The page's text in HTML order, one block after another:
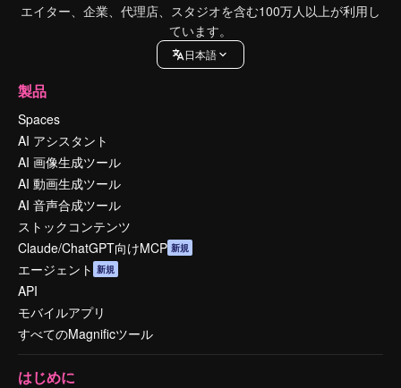
エイター、企業、代理店、スタジオを含む100万人以上が利用し
ています。
日本語
製品
Spaces
AI アシスタント
AI 画像生成ツール
AI 動画生成ツール
AI 音声合成ツール
ストックコンテンツ
Claude/ChatGPT向けMCP 新規
エージェント 新規
API
モバイルアプリ
すべてのMagnificツール
はじめに